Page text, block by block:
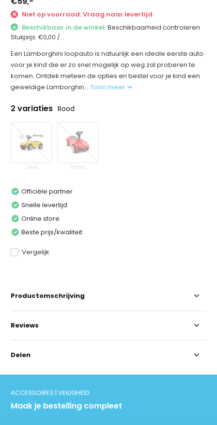
Niet op voorraad: Vraag naar levertijd
Beschikbaar in de winkel:Beschikbaarheid controleren
Stukprijs:€0,00 /
Een Lamborghini loopauto is natuurlijk een ideale eerste auto
voor je kind die er zo snel mogelijk op weg zal proberen te
komen. Ontdek meteen de opties en bestel voor je kind een
geweldige Lamborghin...Toon meer
2 variaties Rood
Geel Rood
Officiële partner
Snelle levertijd
Online store
Beste prijs/kwaliteit
Vergelijk
Productomschrijving
Reviews
Delen
ACCESSOIRES | VEILIGHEID
Maak je bestelling compleet